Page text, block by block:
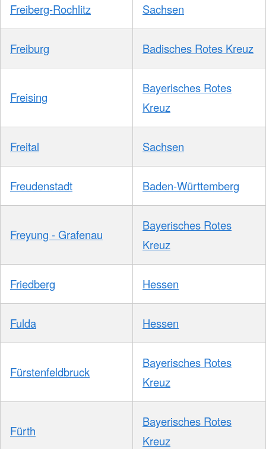
Freiberg-Rochlitz Sachsen
Freiburg Badisches Rotes Kreuz
Freising
Bayerisches Rotes
Kreuz
Freital Sachsen
Freudenstadt Baden-Württemberg
Freyung - Grafenau
Bayerisches Rotes
Kreuz
Friedberg Hessen
Fulda Hessen
Fürstenfeldbruck
Bayerisches Rotes
Kreuz
Fürth
Bayerisches Rotes
Kreuz